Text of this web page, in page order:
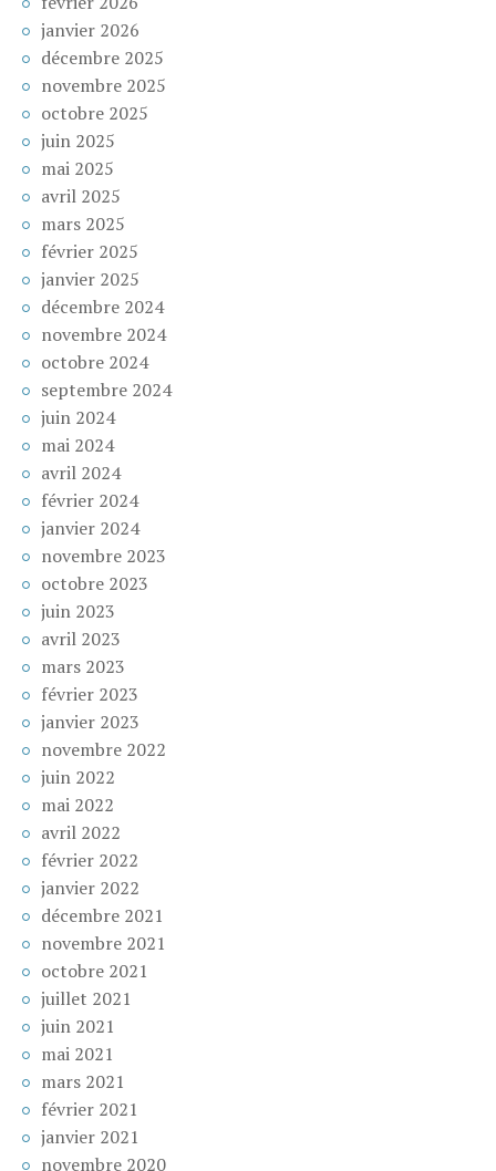
janvier 2026
décembre 2025
novembre 2025
octobre 2025
juin 2025
mai 2025
avril 2025
mars 2025
février 2025
janvier 2025
décembre 2024
novembre 2024
octobre 2024
septembre 2024
juin 2024
mai 2024
avril 2024
février 2024
janvier 2024
novembre 2023
octobre 2023
juin 2023
avril 2023
mars 2023
février 2023
janvier 2023
novembre 2022
juin 2022
mai 2022
avril 2022
février 2022
janvier 2022
décembre 2021
novembre 2021
octobre 2021
juillet 2021
juin 2021
mai 2021
mars 2021
février 2021
janvier 2021
novembre 2020